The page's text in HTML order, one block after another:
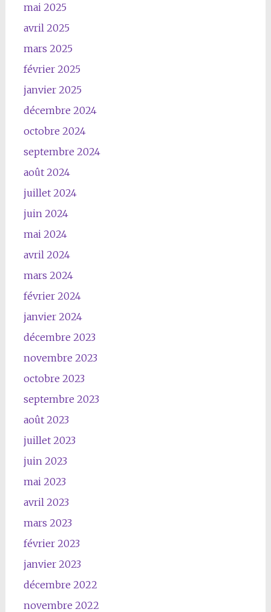
mai 2025
avril 2025
mars 2025
février 2025
janvier 2025
décembre 2024
octobre 2024
septembre 2024
août 2024
juillet 2024
juin 2024
mai 2024
avril 2024
mars 2024
février 2024
janvier 2024
décembre 2023
novembre 2023
octobre 2023
septembre 2023
août 2023
juillet 2023
juin 2023
mai 2023
avril 2023
mars 2023
février 2023
janvier 2023
décembre 2022
novembre 2022